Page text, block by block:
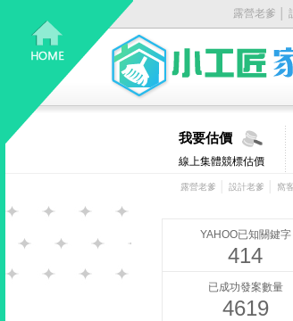
居
家
大
找
它
露營老爹
我要估價
線上集體競標估價
露營老爹 設計老爹 窩
YAHOO已知關鍵字
414
已成功發案數量
4619